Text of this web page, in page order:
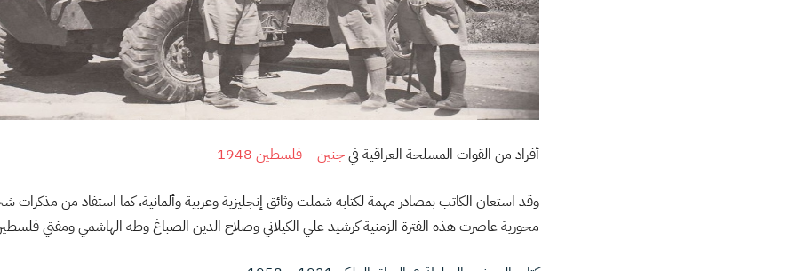
أفراد من القوات المسلحة العراقية فيجنين – فلسطين 1948
وقد استعان الكاتب بمصادر مهمة لكتابه شملت وثائق إنجليزية وعربية وألمانية، كما استفاد من
محورية عاصرت هذه الفترة الزمنية كرشيد علي الكيلاني وصلاح الدين الصباغ وطه الهاشمي ومفتي